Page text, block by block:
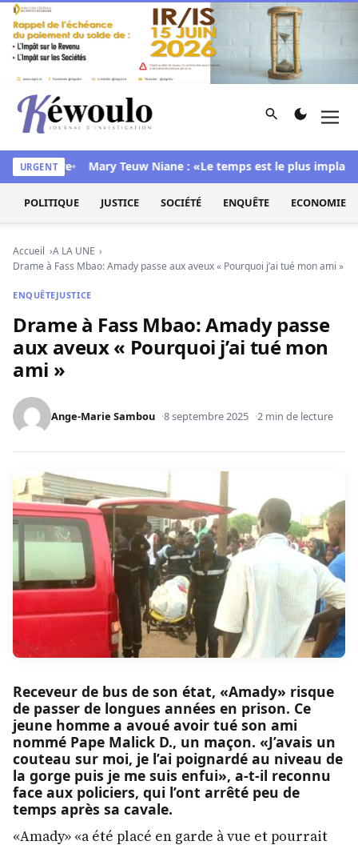
Aller au contenu
Kéwoulo, le premier site d'information et d'investigation
Rechercher
URGENT
chambre Mary Teuw Niane : «Le temps est le plus
POLITIQUE JUSTICE SOCIÉTÉ ENQUÊTE ECONOMIE
Accueil
A LA UNE
Drame à Fass Mbao: Amady passe aux aveux « Pourquoi j’ai tué mon ami »
ENQUÊTEJUSTICE
Drame à Fass Mbao: Amady passe
aux aveux « Pourquoi j’ai tué mon
ami »
Ange-Marie Sambou 8 septembre 2025 2 min de lecture
Receveur de bus de son état, «Amady» risque
de passer de longues années en prison. Ce
jeune homme a avoué avoir tué son ami
nommé Pape Malick D., un maçon. «J’avais un
couteau sur moi, je l’ai poignardé au niveau de
la gorge puis je me suis enfui», a-t-il reconnu
face aux policiers, qui l’ont arrêté peu de
temps après sa cavale.
«Amady» «a été placé en garde à vue et pourrait